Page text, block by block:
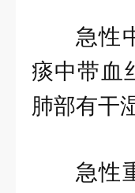
急性
痰中带血
肺部有干
急性